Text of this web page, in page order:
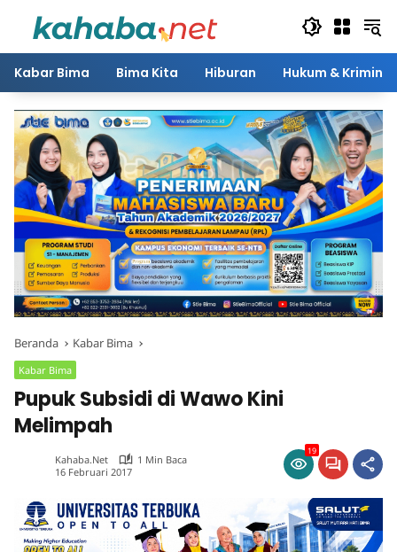
Kabar Bima Bima Kita Hiburan Hukum & Kriminal
Beranda Kabar Bima
Kabar Bima
Pupuk Subsidi di Wawo Kini
Melimpah
Kahaba.net
1 Min Baca
16 Februari 2017
19